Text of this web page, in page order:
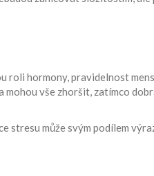
hormony, pravidelnost
vše zhoršit, zatímco
stresu může svým podílem